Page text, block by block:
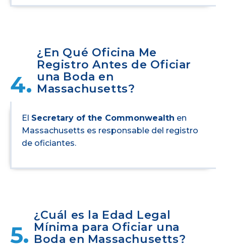
4.
¿En Qué Oficina Me
Registro Antes de Oficiar
una Boda en
Massachusetts?
El Secretary of the Commonwealth en
Massachusetts es responsable del registro
de oficiantes.
5.
¿Cuál es la Edad Legal
Mínima para Oficiar una
Boda en Massachusetts?